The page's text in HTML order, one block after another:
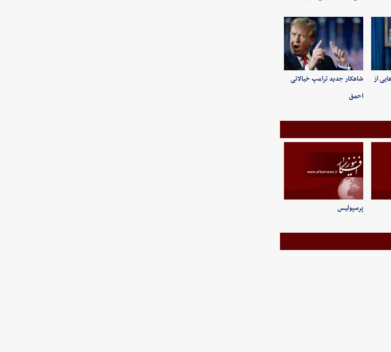
از
شاهکار جدید ترامپ خیالاتی
احمق
پرسپولیس